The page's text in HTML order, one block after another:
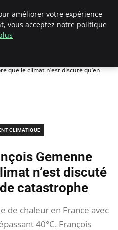
que le climat n’est discuté qu’en
CLIMATIQUE
Gemenne
n’est discuté
catastrophe
de chaleur en France avec
40°C. François
améliorer votre expérience
vous acceptez notre politique